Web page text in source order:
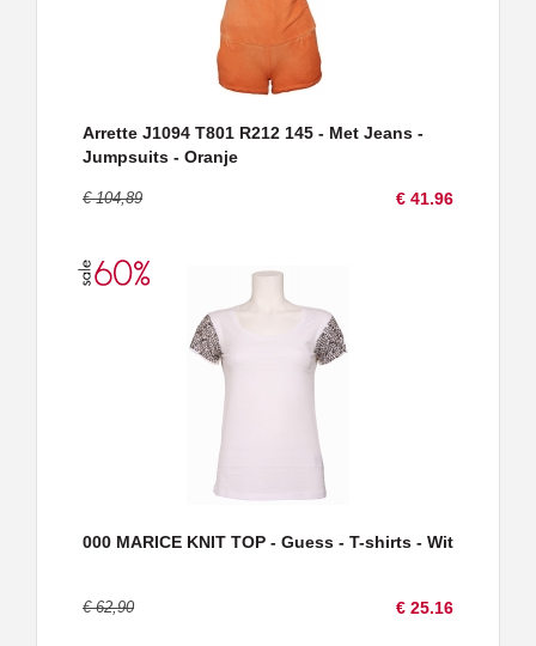
Arrette J1094 T801 R212 145 - Met Jeans -
Jumpsuits - Oranje
€ 104,89 € 41.96
000 MARICE KNIT TOP - Guess - T-shirts - Wit
€ 62,90 € 25.16